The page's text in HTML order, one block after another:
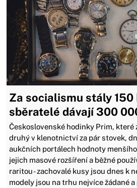
Za socialismu stály 150
sběratelé dávají 300
Československé hodinky Prim,
druhý v klenotnictví za pár stovek,
aukčních portálech hodnoty
jejich masové rozšíření a běžné
raritou - zachovalé kusy jsou dnes k
modely jsou na trhu nejvíce žádané